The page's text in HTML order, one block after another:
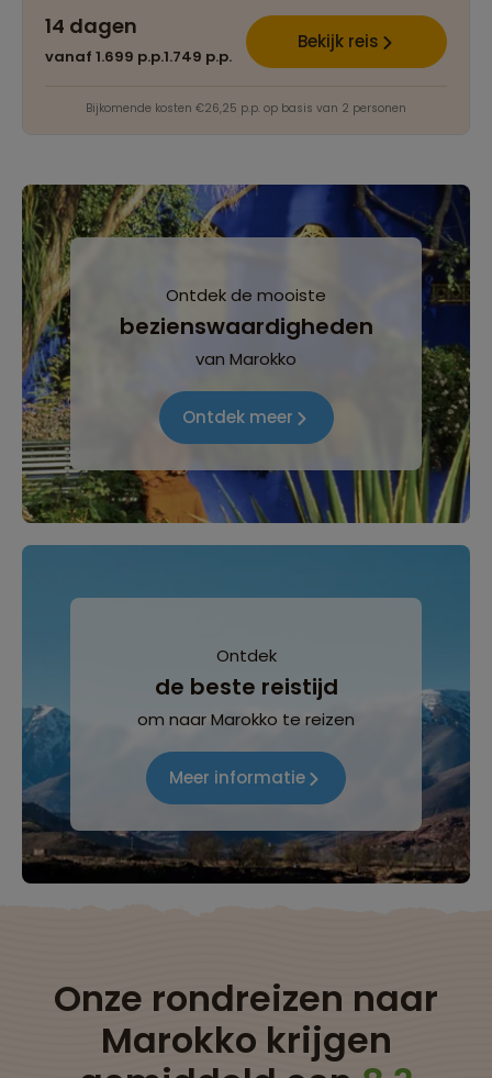
14 dagen
vanaf 1.699 p.p.1.749 p.p.
Bekijk reis
Bijkomende kosten €26,25 p.p. op basis van 2 personen
Ontdek de mooiste
bezienswaardigheden
van Marokko
Ontdek meer
Ontdek
de beste reistijd
om naar Marokko te reizen
Meer informatie
Onze rondreizen naar
Marokko krijgen